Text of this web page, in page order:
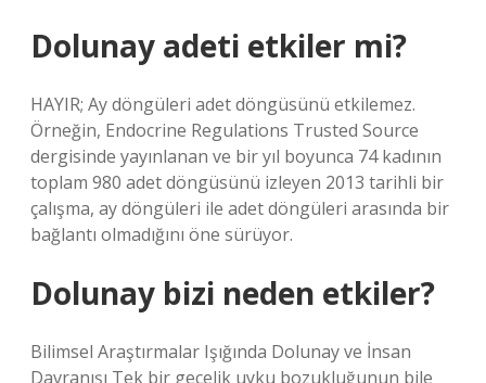
Dolunay adeti etkiler mi?
HAYIR; Ay döngüleri adet döngüsünü etkilemez.
Örneğin, Endocrine Regulations Trusted Source
dergisinde yayınlanan ve bir yıl boyunca 74 kadının
toplam 980 adet döngüsünü izleyen 2013 tarihli bir
çalışma, ay döngüleri ile adet döngüleri arasında bir
bağlantı olmadığını öne sürüyor.
Dolunay bizi neden etkiler?
Bilimsel Araştırmalar Işığında Dolunay ve İnsan
Davranışı Tek bir gecelik uyku bozukluğunun bile